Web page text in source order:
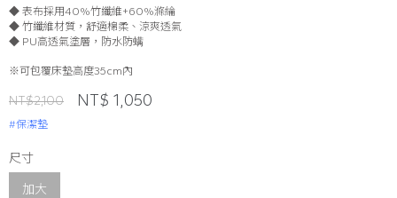
◆ 表布採用40%竹纖維+60%滌綸
◆ 竹纖維材質，舒適棉柔、涼爽透氣
◆ PU高透氣塗層，防水防螨
※可包覆床墊高度35cm內
NT$2,100 NT$ 1,050
#保潔墊
尺寸
加大